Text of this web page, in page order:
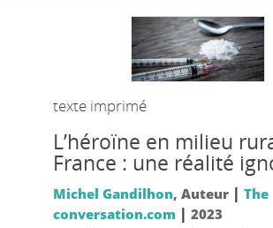
texte imprimé
L’héroïne en milieu
France : une réalité
Michel Gandilhon, Auteur | The
conversation.com | 2023